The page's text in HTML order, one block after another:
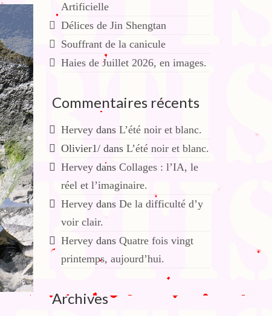
Artificielle
Délices de Jin Shengtan
Souffrant de la canicule
Haies de Juillet 2026, en images.
Commentaires récents
Herveydans L’été noir et blanc.
Olivier1/dans L’été noir et blanc.
Herveydans Collages : l’IA, le
réel et l’imaginaire.
Herveydans De la difficulté d’y
voir clair.
Herveydans Quatre fois vingt
printemps, aujourd’hui.
Archives